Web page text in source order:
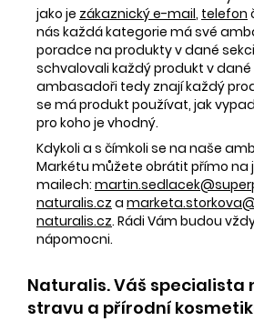
jako je zákaznický e-mail, telefon
nás každá kategorie má své
poradce na produkty v dané
schvalovali každý produkt v dané
ambasadoři tedy znají každý
se má produkt používat, jak
pro koho je vhodný.
Kdykoli a s čímkoli se na naše
Markétu můžete obrátit přímo na
mailech:
naturalis.cz a
naturalis.cz. Rádi Vám budou
nápomocni.
Naturalis. Váš specialista
stravu a přírodní